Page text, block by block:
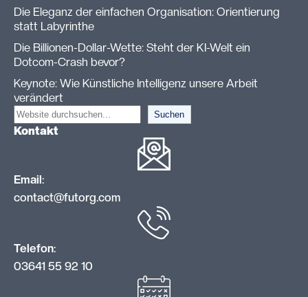
Die Eleganz der einfachen Organisation: Orientierung
statt Labyrinthe
Die Billionen-Dollar-Wette: Steht der KI-Welt ein
Dotcom-Crash bevor?
Keynote: Wie Künstliche Intelligenz unsere Arbeit
verändert
S
u
e
n
Suchen
Kontakt
Email:
contact@futorg.com
Telefon:
03641 55 92 10